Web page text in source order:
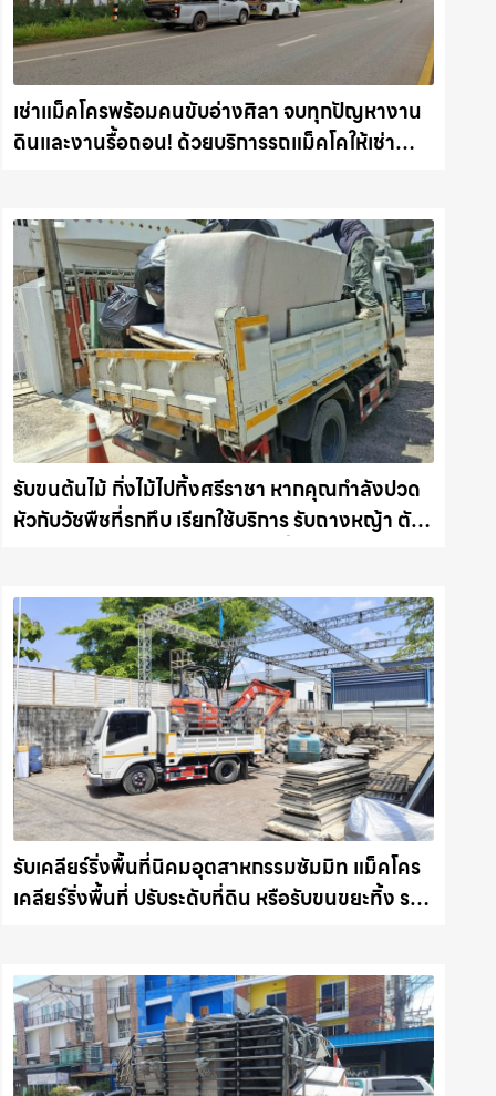
เช่าแม็คโครพร้อมคนขับอ่างศิลา จบทุกปัญหางาน
ดินและงานรื้อถอน! ด้วยบริการรถแม็คโคให้เช่า
รับขนต้นไม้ กิ่งไม้ไปทิ้งศรีราชา หากคุณกำลังปวด
หัวกับวัชพืชที่รกทึบ เรียกใช้บริการ รับถางหญ้า ตัด
รับเคลียร์ริ่งพื้นที่นิคมอุตสาหกรรมซัมมิท แม็คโคร
เคลียร์ริ่งพื้นที่ ปรับระดับที่ดิน หรือรับขนขยะทิ้ง รถ